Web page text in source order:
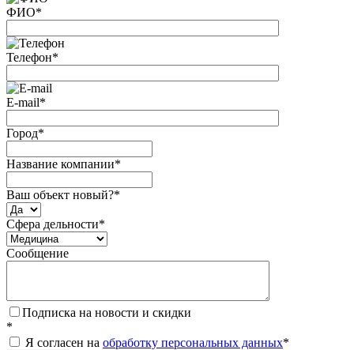
ФИО*
Телефон*
E-mail*
Город*
Название компании*
Ваш объект новый?*
Сфера дельности*
Сообщение
Подписка на новости и скидки
*
Я согласен на обработку персональных данных*